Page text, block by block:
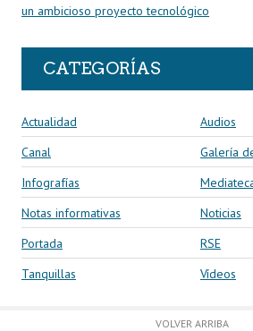
un ambicioso proyecto tecnológico
CATEGORÍAS
Actualidad
Audios
Canal
Galería
Infografías
Notas informativas
Noticias
Portada
RSE
Tanquillas
Vídeos
VOLVER ARRIBA